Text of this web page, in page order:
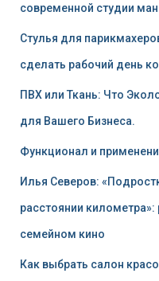
современной студии
Стулья для
сделать рабочий день
ПВХ или Ткань: Что
для Вашего Бизнеса.
Функционал и
Илья Северов:
расстоянии
семейном кино
Как выбрать салон